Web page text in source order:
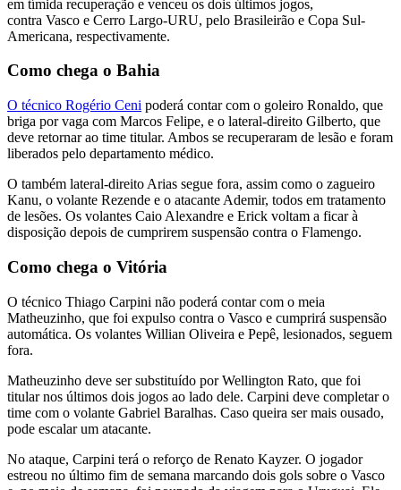
em tímida recuperação e venceu os dois últimos jogos,
contra Vasco e Cerro Largo-URU, pelo Brasileirão e Copa Sul-
Americana, respectivamente.
Como chega o Bahia
O técnico Rogério Ceni poderá contar com o goleiro Ronaldo, que
briga por vaga com Marcos Felipe, e o lateral-direito Gilberto, que
deve retornar ao time titular. Ambos se recuperaram de lesão e foram
liberados pelo departamento médico.
O também lateral-direito Arias segue fora, assim como o zagueiro
Kanu, o volante Rezende e o atacante Ademir, todos em tratamento
de lesões. Os volantes Caio Alexandre e Erick voltam a ficar à
disposição depois de cumprirem suspensão contra o Flamengo.
Como chega o Vitória
O técnico Thiago Carpini não poderá contar com o meia
Matheuzinho, que foi expulso contra o Vasco e cumprirá suspensão
automática. Os volantes Willian Oliveira e Pepê, lesionados, seguem
fora.
Matheuzinho deve ser substituído por Wellington Rato, que foi
titular nos últimos dois jogos ao lado dele. Carpini deve completar o
time com o volante Gabriel Baralhas. Caso queira ser mais ousado,
pode escalar um atacante.
No ataque, Carpini terá o reforço de Renato Kayzer. O jogador
estreou no último fim de semana marcando dois gols sobre o Vasco